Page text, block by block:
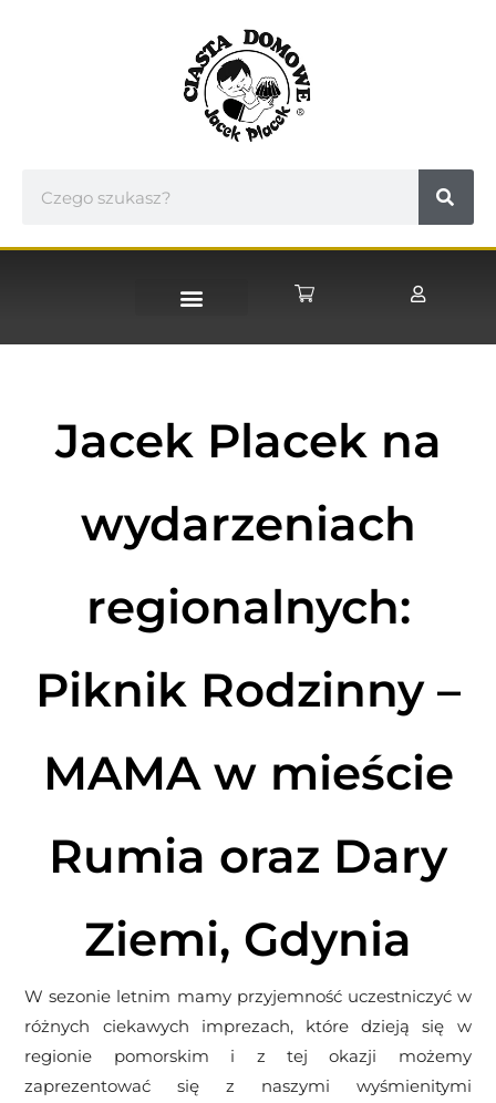
Jacek Placek na
wydarzeniach
regionalnych:
Piknik Rodzinny –
MAMA w mieście
Rumia oraz Dary
Ziemi, Gdynia
W sezonie letnim mamy przyjemność uczestniczyć w
różnych ciekawych imprezach, które dzieją się w
regionie pomorskim i z tej okazji możemy
zaprezentować się z naszymi wyśmienitymi